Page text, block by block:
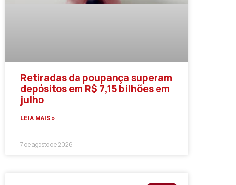
Retiradas da poupança superam
depósitos em R$ 7,15 bilhões em
julho
LEIA MAIS »
7 de agosto de 2026